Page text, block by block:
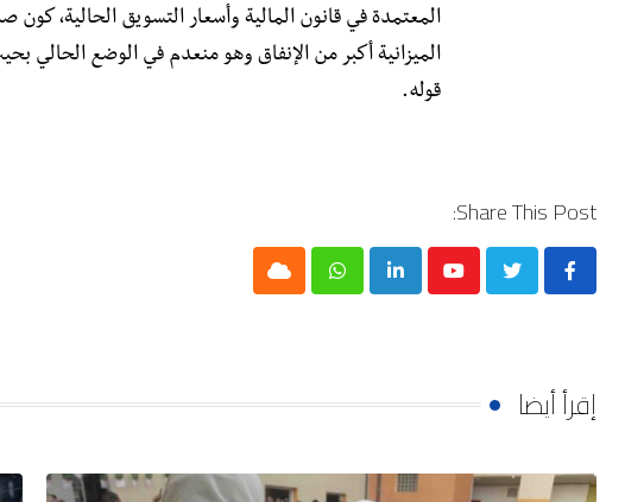
المعتمدة في قانون المالية وأسعار التسويق الحالية،
الميزانية أكبر من الإنفاق وهو منعدم في الوضع الحالي
قوله.
Share This Post:
Youtube
LinkedIn
Whatsapp
Cloud
إقرأ أيضا